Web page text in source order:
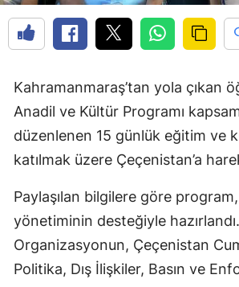
Kahramanmaraş’tan yola çıkan
Anadil ve Kültür Programı
düzenlenen 15 günlük eğitim ve
katılmak üzere Çeçenistan’a
Paylaşılan bilgilere göre
yönetiminin desteğiyle hazırlandı.
Organizasyonun, Çeçenistan
Politika, Dış İlişkiler, Basın ve